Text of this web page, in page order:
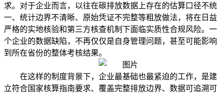
求。对于企业而言，以往在碳排放数据上存在的估算口径不统
一、统计边界不清晰、原始凭证不完整等粗放做法，将在日益
严格的实地核验和第三方核查机制下面临实质性合规风险。一
个企业的数据缺陷，不再仅仅是自身管理问题，甚至可能影响
到所在省份的整体考核结果。
在这样的制度背景下，企业最基础也最紧迫的工作，是建
立符合国家核算指南要求、覆盖完整排放边界、数据可追溯可